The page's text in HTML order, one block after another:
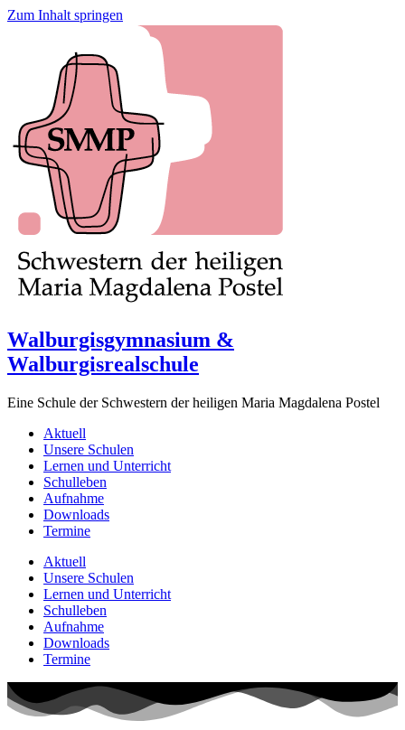
Zum Inhalt springen
Walburgisgymnasium &
Walburgisrealschule
Eine Schule der Schwestern der heiligen Maria Magdalena Postel
Aktuell
Unsere Schulen
Lernen und Unterricht
Schulleben
Aufnahme
Downloads
Termine
Aktuell
Unsere Schulen
Lernen und Unterricht
Schulleben
Aufnahme
Downloads
Termine